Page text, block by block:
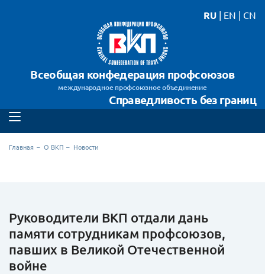
Всеобщая конфедерация профсоюзов
международное профсоюзное объединение
Справедливость без границ
RU | EN | CN
Главная О ВКП Новости
Руководители ВКП отдали дань
памяти сотрудникам профсоюзов,
павших в Великой Отечественной
войне